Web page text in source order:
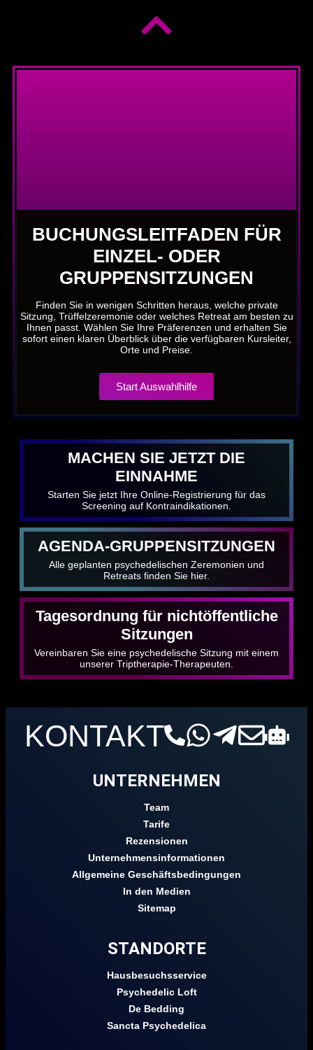
BUCHUNGSLEITFADEN FÜR
EINZEL- ODER
GRUPPENSITZUNGEN
Finden Sie in wenigen Schritten heraus, welche private
Sitzung, Trüffelzeremonie oder welches Retreat am besten zu
Ihnen passt. Wählen Sie Ihre Präferenzen und erhalten Sie
sofort einen klaren Überblick über die verfügbaren Kursleiter,
Orte und Preise.
Start Auswahlhilfe
MACHEN SIE JETZT DIE
EINNAHME
Starten Sie jetzt Ihre Online-Registrierung für das
Screening auf Kontraindikationen.
AGENDA-GRUPPENSITZUNGEN
Alle geplanten psychedelischen Zeremonien und
Retreats finden Sie hier.
Tagesordnung für nichtöffentliche
Sitzungen
Vereinbaren Sie eine psychedelische Sitzung mit einem
unserer Triptherapie-Therapeuten.
KONTAKT
UNTERNEHMEN
Team
Tarife
Rezensionen
Unternehmensinformationen
Allgemeine Geschäftsbedingungen
In den Medien
Sitemap
STANDORTE
Hausbesuchsservice
Psychedelic Loft
De Bedding
Sancta Psychedelica